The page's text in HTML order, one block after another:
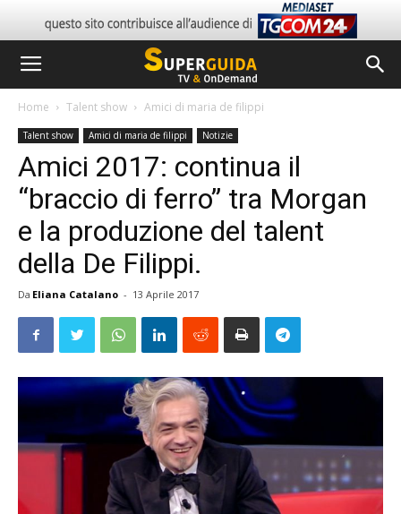
Home Talent show Amici di maria de filippi
Talent show Amici di maria de filippi Notizie
Amici 2017: continua il
“braccio di ferro” tra Morgan
e la produzione del talent
della De Filippi.
Da Eliana Catalano - 13 Aprile 2017